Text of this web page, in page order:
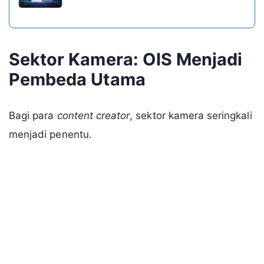
Sektor Kamera: OIS Menjadi
Pembeda Utama
Bagi para content creator, sektor kamera seringkali
menjadi penentu.